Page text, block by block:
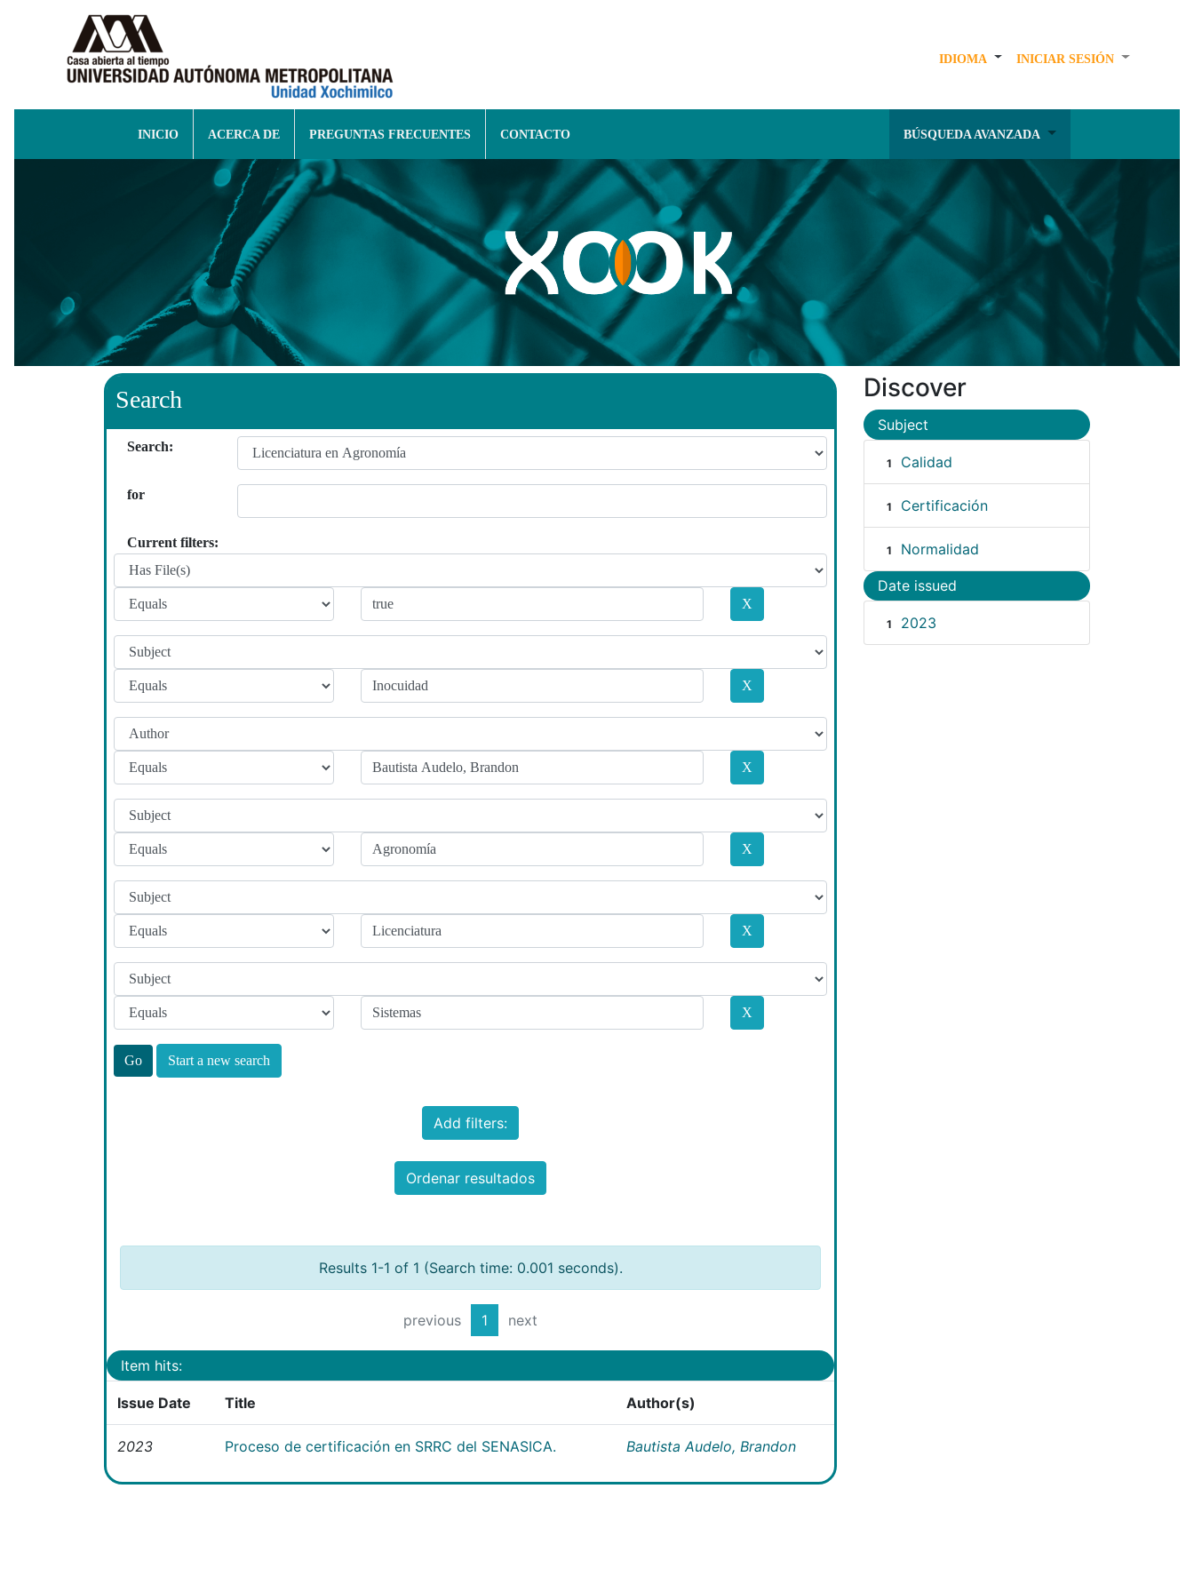
IDIOMA INICIAR SESIÓN
INICIO ACERCA DE PREGUNTAS FRECUENTES CONTACTO BÚSQUEDA AVANZADA
Search
Search:
for
Current filters:
Start a new search
Add filters:
Ordenar resultados
Results 1-1 of 1 (Search time: 0.001 seconds).
previous 1 next
Item hits:
Issue Date Title Author(s)
2023 Proceso de certificación en SRRC del SENASICA. Bautista Audelo, Brandon
Discover
Subject
1 Calidad
1 Certificación
1 Normalidad
Date issued
1 2023